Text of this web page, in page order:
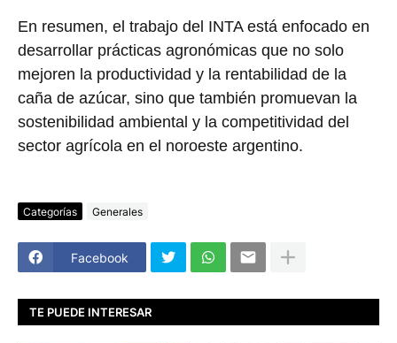
En resumen, el trabajo del INTA está enfocado en
desarrollar prácticas agronómicas que no solo
mejoren la productividad y la rentabilidad de la
caña de azúcar, sino que también promuevan la
sostenibilidad ambiental y la competitividad del
sector agrícola en el noroeste argentino.
Categorías Generales
Facebook
TE PUEDE INTERESAR